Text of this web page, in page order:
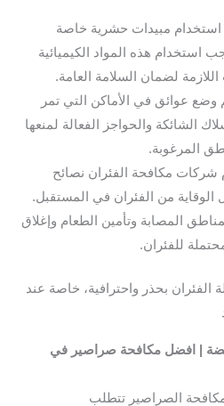
استخدام مبيدات حشرية خاصة
استخدام هذه المواد الكيميائية
لضمان السلامة العامة.
وضع عوائق في الأماكن التي تمر
الشائكة والحواجز الفعالة لمنعها
المرغوبة.
شركات مكافحة الفئران نصائح
الوقاية من الفئران في المستقبل.
المصابة وتأمين الطعام وإغلاق
للفئران.
بحذر واحترافية، خاصة عند
| افضل مكافحة صراصير في
الصراصير تتطلب